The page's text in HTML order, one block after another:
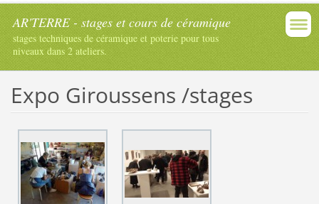
AR'TERRE - stages et cours de céramique
stages techniques de céramique et poterie pour tous
niveaux dans 2 ateliers.
Expo Giroussens /stages